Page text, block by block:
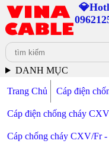
DANH MỤC
Trang Chủ Cáp điện
Cáp điện chống cháy
Cáp chống cháy CXV/Fr